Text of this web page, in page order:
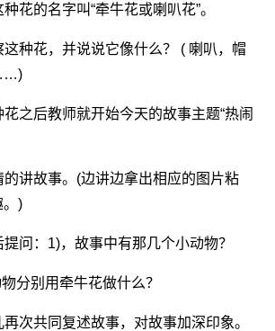
的名字叫“牵牛花或喇叭花”。
花，并说说它像什么？ ( 喇叭，帽
后教师就开始今天的故事主题“热闹
故事。(边讲边拿出相应的图片粘
。)
：1)，故事中有那几个小动物？
别用牵牛花做什么？
共同复述故事，对故事加深印象。